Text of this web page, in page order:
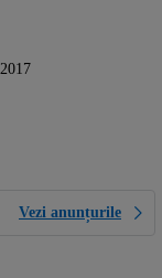
2017
Vezi anunțurile